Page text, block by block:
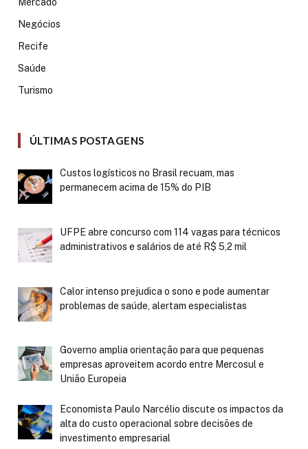
Mercado
Negócios
Recife
Saúde
Turismo
ÚLTIMAS POSTAGENS
Custos logísticos no Brasil recuam, mas
permanecem acima de 15% do PIB
UFPE abre concurso com 114 vagas para técnicos
administrativos e salários de até R$ 5,2 mil
Calor intenso prejudica o sono e pode aumentar
problemas de saúde, alertam especialistas
Governo amplia orientação para que pequenas
empresas aproveitem acordo entre Mercosul e
União Europeia
Economista Paulo Narcélio discute os impactos da
alta do custo operacional sobre decisões de
investimento empresarial